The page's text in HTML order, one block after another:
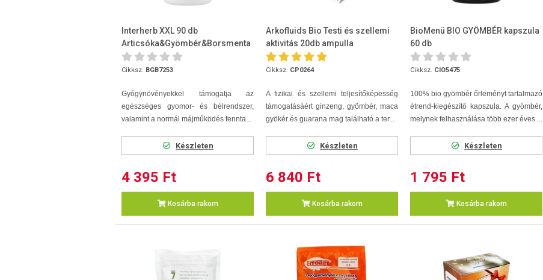
Interherb XXL 90 db
Articsóka&Gyömbér&Borsmenta
Cikksz. BGB7253
Gyógynövényekkel támogatja az
egészséges gyomor- és bélrendszer,
valamint a normál májműködés fennta...
Készleten
4 395 Ft
Kosárba rakom
Arkofluids Bio Testi és szellemi
aktivitás 20db ampulla
Cikksz. CP0264
A fizikai és szellemi teljesítőképesség
támogatásáért ginzeng, gyömbér, maca
gyökér és guarana mag található a ter...
Készleten
6 840 Ft
Kosárba rakom
BioMenü BIO GYÖMBÉR kapszula
60 db
Cikksz. CIO5475
100% bio gyömbér őrleményt tartalmazó
étrend-kiegészítő kapszula. A gyömbér,
melynek felhasználása több ezer éves ...
Készleten
1 795 Ft
Kosárba rakom